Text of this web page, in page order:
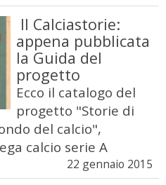
Il Calciastorie:
appena pubblicata
la Guida del
progetto
Ecco il catalogo del
progetto "Storie di
del calcio",
calcio serie A
22 gennaio 2015